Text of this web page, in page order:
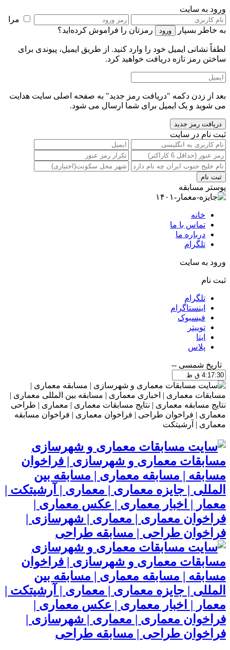
ورود به سایت
مرا
به خاطر بسپار
رمزتان را فراموش کرده‌اید؟
لطفاً نشانی ایمیل خود را‌ وارد کنید. از طریق ایمیل، پیوندی برای
ساختن رمز تازه دریافت خواهید کرد.
بعد از زدن دکمه "دریافت رمز جدید" به صفحه اصلی سایت هدایت
می شوید و یک ایمیل برای شما ارسال می شود.
ثبت نام در سایت
پوستر مسابقه
خانه
تماس با ما
درباره ما
تلگرام
ورود به سایت
ثبت نام
تلگرام
اینستاگرام
فیسبوک
توییتر
ایتا
پلاس
تاریخ شمسی --
مسابقات معماری و شهرسازی | فراخوان
مسابقه | مسابقه معماری | مسابقه بین
المللی | جایزه معماری | معماری | آرشیتکت |
معمار | اخبار معماری | عکس معماری |
فراخوان معماری | معماری | شهرسازی |
فراخوان طراحی | مسابقه طراحی
مسابقات معماری و شهرسازی | فراخوان
مسابقه | مسابقه معماری | مسابقه بین
المللی | جایزه معماری | معماری | آرشیتکت |
معمار | اخبار معماری | عکس معماری |
فراخوان معماری | معماری | شهرسازی |
فراخوان طراحی | مسابقه طراحی